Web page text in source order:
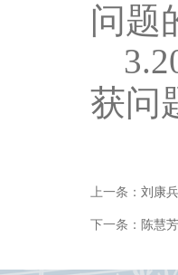
问题
3.
获问
上一条： 刘康兵
下一条： 陈慧芳